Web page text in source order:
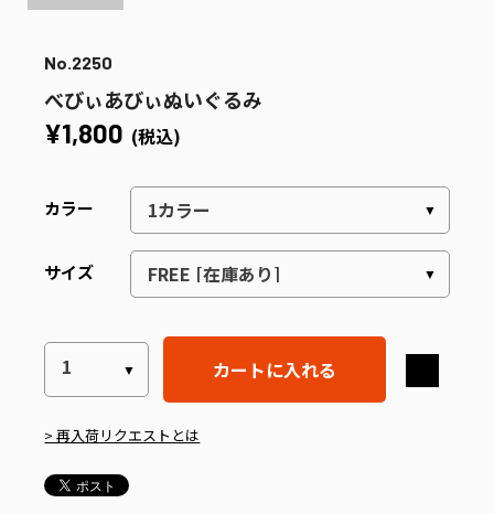
No.2250
べびぃあびぃぬいぐるみ
¥1,800 (税込)
カラー
サイズ
カートに入れる
> 再入荷リクエストとは